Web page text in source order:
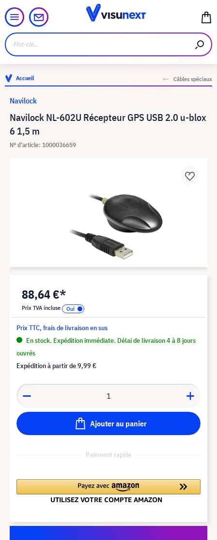
Accueil Câbles spéciaux
Navilock NL-602U Récepteur GPS USB 2.0 u-blox
6 1,5 m
N° d'article: 1000036659
Navilock
88,64 €*
Prix TVA incluse
Prix TTC, frais de livraison en sus
En stock. Expédition immédiate. Délai de livraison 4 à 8 jours
ouvrés
Expédition à partir de9,99 €
Ajouter au panier
Paiement rapide